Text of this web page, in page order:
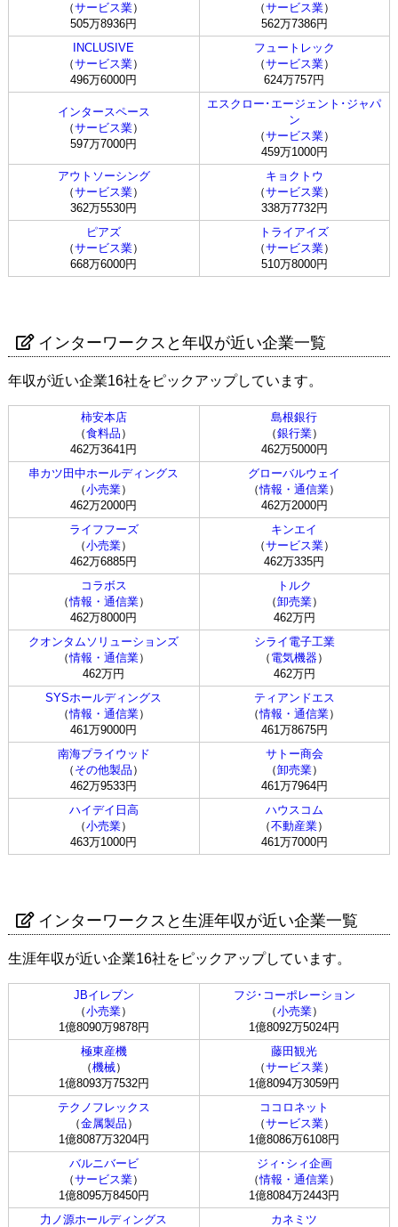
（サービス業）
505万8936円
（サービス業）
562万7386円
INCLUSIVE
（サービス業）
496万6000円
フュートレック
（サービス業）
624万757円
インタースペース
（サービス業）
597万7000円
エスクロー･エージェント･ジャパ
ン
（サービス業）
459万1000円
アウトソーシング
（サービス業）
362万5530円
キョクトウ
（サービス業）
338万7732円
ピアズ
（サービス業）
668万6000円
トライアイズ
（サービス業）
510万8000円
インターワークスと年収が近い企業一覧
年収が近い企業16社をピックアップしています。
柿安本店
（食料品 ）
462万3641円
島根銀行
（銀行業）
462万5000円
串カツ田中ホールディングス
（小売業）
462万2000円
グローバルウェイ
（情報・通信業）
462万2000円
ライフフーズ
（小売業）
462万6885円
キンエイ
（サービス業）
462万335円
コラボス
（情報・通信業）
462万8000円
トルク
（卸売業）
462万円
クオンタムソリューションズ
（情報・通信業）
462万円
シライ電子工業
（ 電気機器）
462万円
SYSホールディングス
（情報・通信業）
461万9000円
ティアンドエス
（情報・通信業）
461万8675円
南海プライウッド
（ その他製品 ）
462万9533円
サトー商会
（卸売業）
461万7964円
ハイデイ日高
（小売業）
463万1000円
ハウスコム
（不動産業）
461万7000円
インターワークスと生涯年収が近い企業一覧
生涯年収が近い企業16社をピックアップしています。
JBイレブン
（小売業）
1億8090万9878円
フジ･コーポレーション
（小売業）
1億8092万5024円
極東産機
（機械）
1億8093万7532円
藤田観光
（サービス業）
1億8094万3059円
テクノフレックス
（金属製品 ）
1億8087万3204円
ココロネット
（サービス業）
1億8086万6108円
バルニバービ
（サービス業）
1億8095万8450円
ジィ･シィ企画
（情報・通信業）
1億8084万2443円
力ノ源ホールディングス
カネミツ